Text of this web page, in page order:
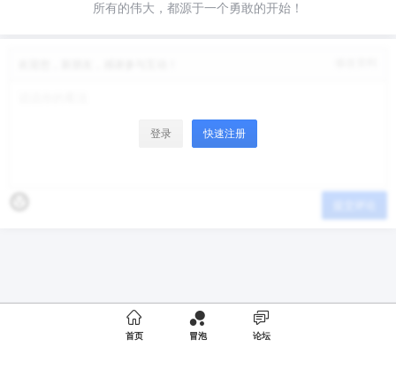
所有的伟大，都源于一个勇敢的开始！
登录 快速注册

首页 冒泡 论坛